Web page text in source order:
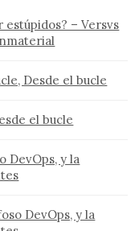
– Versvs
Desde el bucle
el bucle
DevOps, y la
DevOps, y la